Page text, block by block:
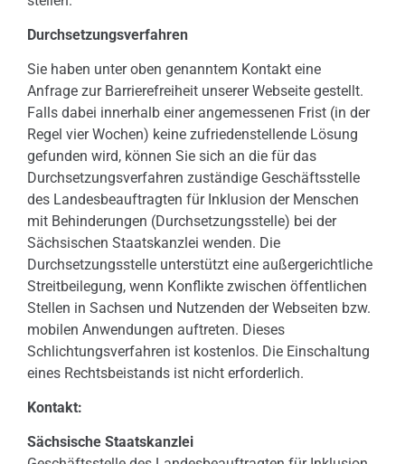
Durchsetzungsverfahren
Sie haben unter oben genanntem Kontakt eine
Anfrage zur Barrierefreiheit unserer Webseite gestellt.
Falls dabei innerhalb einer angemessenen Frist (in der
Regel vier Wochen) keine zufriedenstellende Lösung
gefunden wird, können Sie sich an die für das
Durchsetzungsverfahren zuständige Geschäftsstelle
des Landesbeauftragten für Inklusion der Menschen
mit Behinderungen (Durchsetzungsstelle) bei der
Sächsischen Staatskanzlei wenden. Die
Durchsetzungsstelle unterstützt eine außergerichtliche
Streitbeilegung, wenn Konflikte zwischen öffentlichen
Stellen in Sachsen und Nutzenden der Webseiten bzw.
mobilen Anwendungen auftreten. Dieses
Schlichtungsverfahren ist kostenlos. Die Einschaltung
eines Rechtsbeistands ist nicht erforderlich.
Kontakt:
Sächsische Staatskanzlei